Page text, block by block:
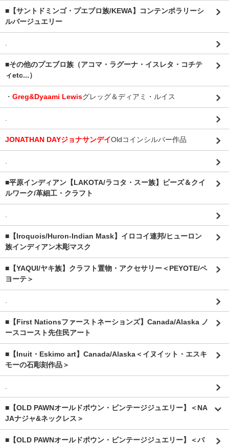
■【サントドミンゴ・プエブロ族/KEWA】コンテンポラリーシ
ルバージュエリー
.
■その他のプエブロ族（アコマ・ラグーナ・イスレタ・コチテ
ィetc...）
・ Greg&Dyaami Lewisグレッグ＆ディアミ・ルイス
.
JONATHAN DAYジョナサンデイOldコインシルバー作品
.
■平原インディアン【LAKOTA/ラコタ・スー族】ビーズ＆クイ
ルワーク/革細工・クラフト
.
■【Iroquois/Huron-Indian Mask】イロコイ連邦/ヒューロン
族インディアン木彫マスク
■【YAQUI/ヤキ族】クラフト置物・アクセサリー＜PEYOTE/ペ
ヨーテ＞
.
■【First Nationsファーストネーションズ】Canada/Alaska ノ
ースコースト先住民アート
■【Inuit・Eskimo art】Canada/Alaska＜イヌイット・エスキ
モーの石彫刻作品＞
.
■【OLD PAWNオールドポウン・ビンテージジュエリー】＜NA
JAナジャ&ネックレス＞
■【OLD PAWNオールドポウン・ビンテージジュエリー】＜バ